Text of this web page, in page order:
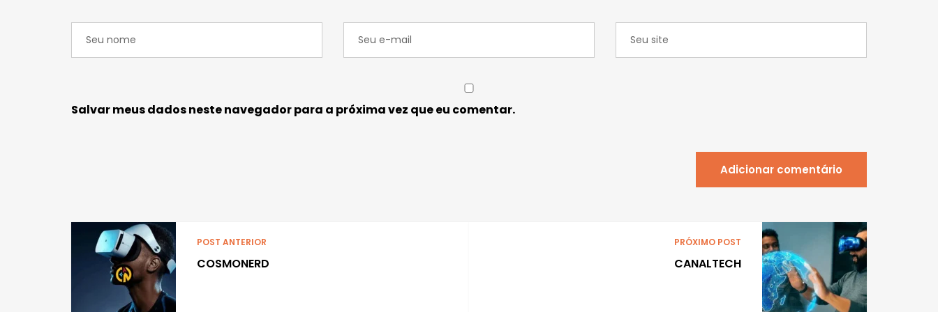
Salvar meus dados neste navegador para a próxima vez que eu comentar.
Adicionar comentário
POST ANTERIOR
COSMONERD
PRÓXIMO POST
CANALTECH